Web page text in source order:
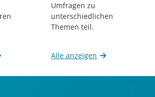
Umfragen zu
unterschiedlichen
Themen teil.
Alle anzeigen